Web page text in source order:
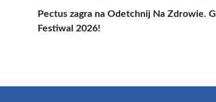
Pectus zagra na Odetchnij Na Zdrowie.
Festiwal 2026!